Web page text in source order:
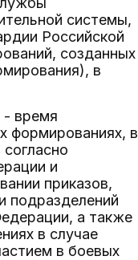
системы,
Российской
созданных
в
- время
формированиях, в
и
приказов,
подразделений
а также
в случае
в боевых